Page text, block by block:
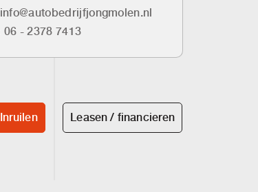
info@autobedrijfjongmolen.nl
06 - 2378 7413
Inruilen Leasen / financieren